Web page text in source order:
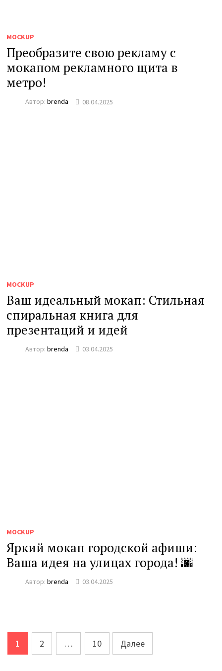
MOCKUP
Преобразите свою рекламу с
мокапом рекламного щита в
метро!
Автор:brenda 08.04.2025
MOCKUP
Ваш идеальный мокап: Стильная
спиральная книга для
презентаций и идей
Автор:brenda 03.04.2025
MOCKUP
Яркий мокап городской афиши:
Ваша идея на улицах города! 🌆
Автор:brenda 03.04.2025
Пагинация
записей
1 2 … 10 Далее